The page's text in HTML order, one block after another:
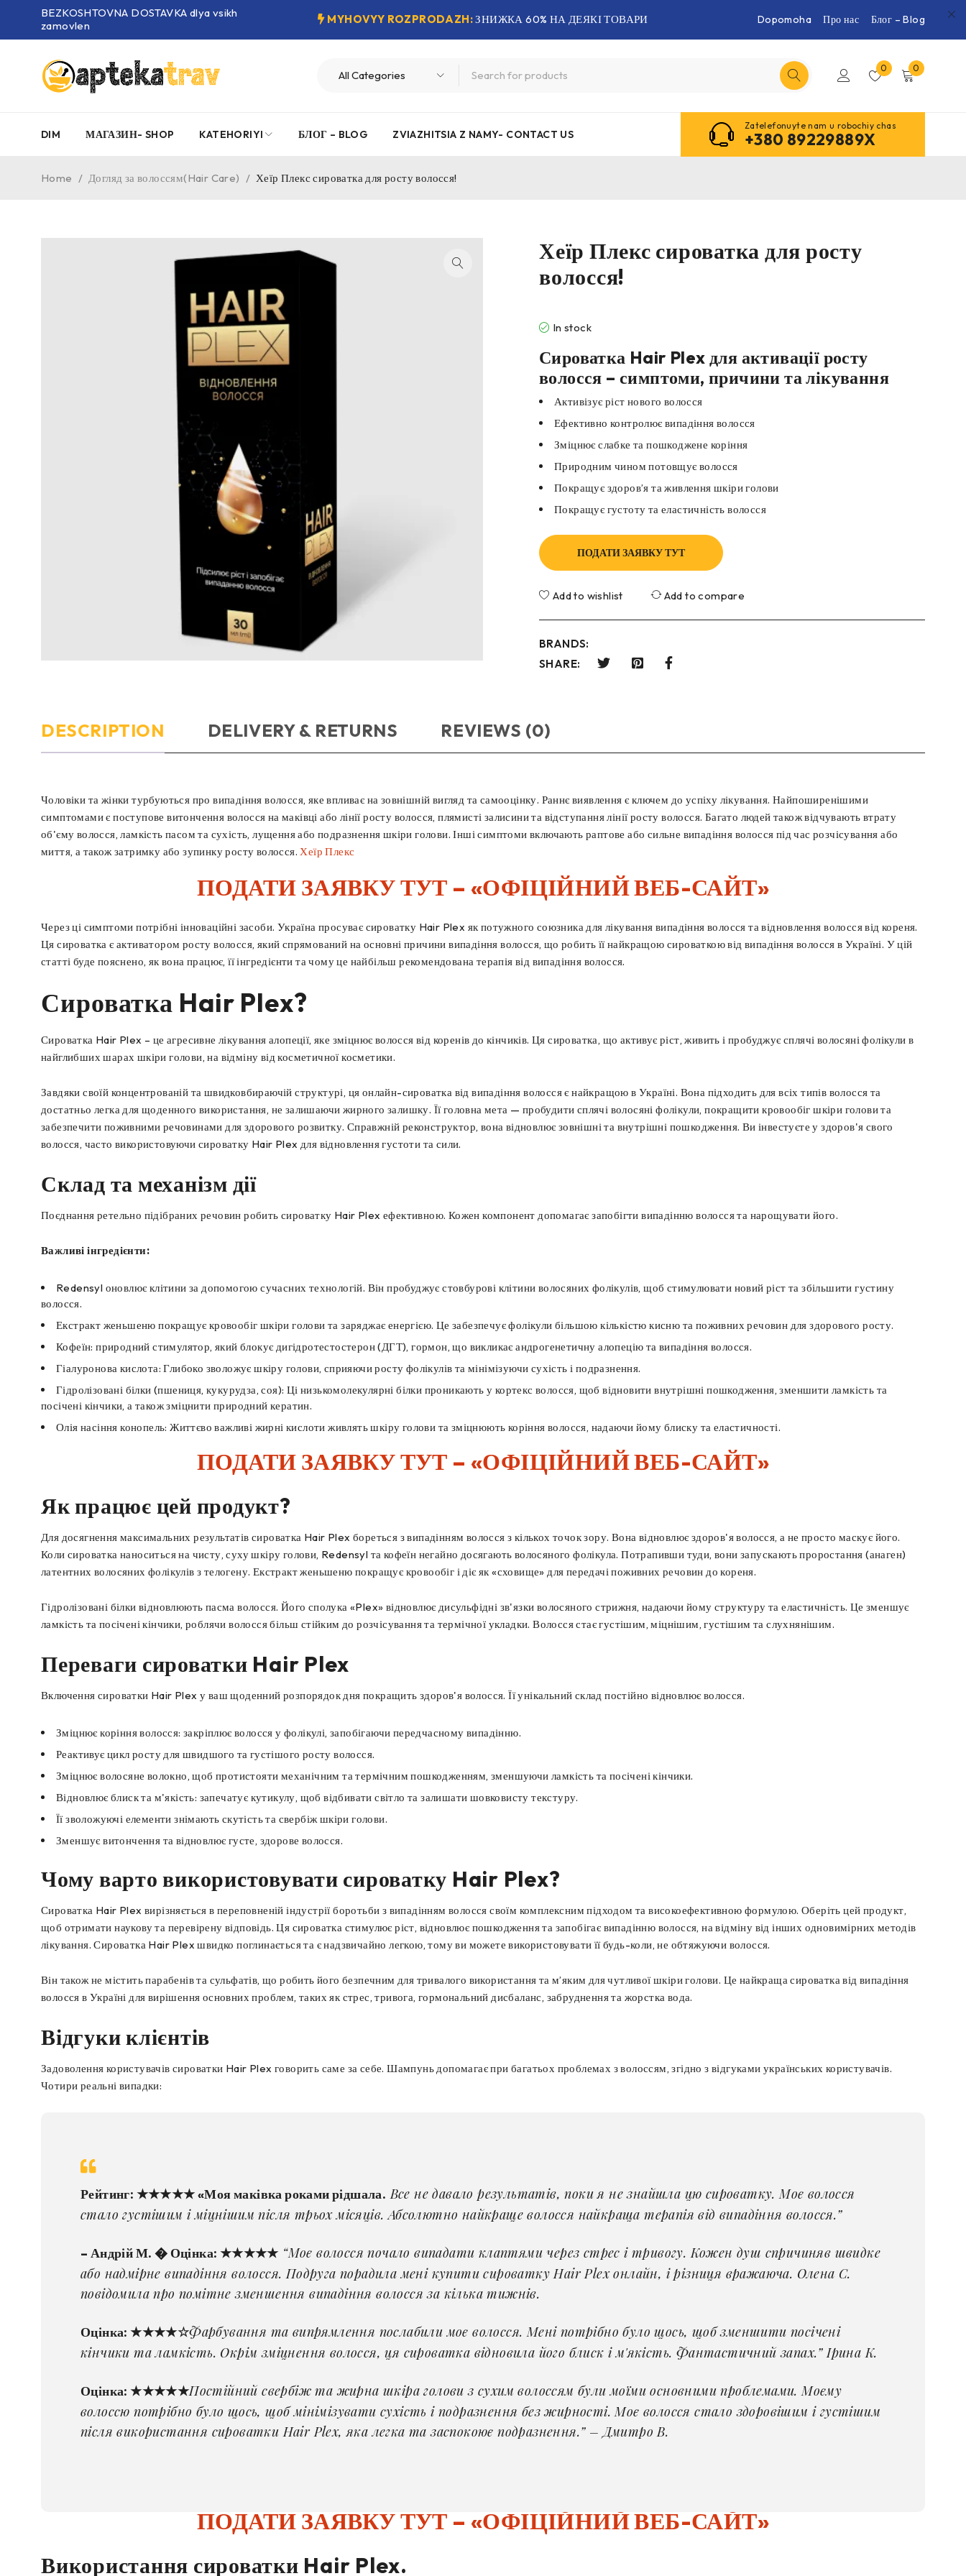
BEZKOSHTOVNA DOSTAVKA dlya vsikh
zamovlen
MYHOVYY ROZPRODAZH:ЗНИЖКА 60% НА ДЕЯКІ ТОВАРИ Dopomoha Про нас Блог – Blog
0 0
DIM МАГАЗИН- SHOP KATEHORIYI БЛОГ – BLOG ZVIAZHITSIA Z NAMY- CONTACT US
Zatelefonuyte nam u robochiy chas
+380 89229889X
Home / Догляд за волоссям(Hair Care) / Хеїр Плекс сироватка для росту волосся!
Хеїр Плекс сироватка для росту
волосся!
In stock
Сироватка Hair Plex для активації росту
волосся – симптоми, причини та лікування
Активізує ріст нового волосся
Ефективно контролює випадіння волосся
Зміцнює слабке та пошкоджене коріння
Природним чином потовщує волосся
Покращує здоров’я та живлення шкіри голови
Покращує густоту та еластичність волосся
ПОДАТИ ЗАЯВКУ ТУТ
Add to wishlist Add to compare
BRANDS:
SHARE:
DESCRIPTION DELIVERY & RETURNS REVIEWS (0)
Чоловіки та жінки турбуються про випадіння волосся, яке впливає на зовнішній вигляд та самооцінку. Раннє виявлення є ключем до успіху лікування. Найпоширенішими
симптомами є поступове витончення волосся на маківці або лінії росту волосся, плямисті залисини та відступання лінії росту волосся. Багато людей також відчувають втрату
об'єму волосся, ламкість пасом та сухість, лущення або подразнення шкіри голови. Інші симптоми включають раптове або сильне випадіння волосся під час розчісування або
миття, а також затримку або зупинку росту волосся.Хеїр Плекс
ПОДАТИ ЗАЯВКУ ТУТ – «ОФІЦІЙНИЙ ВЕБ-САЙТ»
Через ці симптоми потрібні інноваційні засоби. Україна просуває сироватку Hair Plex як потужного союзника для лікування випадіння волосся та відновлення волосся від кореня.
Ця сироватка є активатором росту волосся, який спрямований на основні причини випадіння волосся, що робить її найкращою сироваткою від випадіння волосся в Україні. У цій
статті буде пояснено, як вона працює, її інгредієнти та чому це найбільш рекомендована терапія від випадіння волосся.
Сироватка Hair Plex?
Сироватка Hair Plex – це агресивне лікування алопеції, яке зміцнює волосся від коренів до кінчиків. Ця сироватка, що активує ріст, живить і пробуджує сплячі волосяні фолікули в
найглибших шарах шкіри голови, на відміну від косметичної косметики.
Завдяки своїй концентрованій та швидковбираючій структурі, ця онлайн-сироватка від випадіння волосся є найкращою в Україні. Вона підходить для всіх типів волосся та
достатньо легка для щоденного використання, не залишаючи жирного залишку. Її головна мета — пробудити сплячі волосяні фолікули, покращити кровообіг шкіри голови та
забезпечити поживними речовинами для здорового розвитку. Справжній реконструктор, вона відновлює зовнішні та внутрішні пошкодження. Ви інвестуєте у здоров'я свого
волосся, часто використовуючи сироватку Hair Plex для відновлення густоти та сили.
Склад та механізм дії
Поєднання ретельно підібраних речовин робить сироватку Hair Plex ефективною. Кожен компонент допомагає запобігти випадінню волосся та нарощувати його.
Важливі інгредієнти:
Redensyl оновлює клітини за допомогою сучасних технологій. Він пробуджує стовбурові клітини волосяних фолікулів, щоб стимулювати новий ріст та збільшити густину
волосся.
Екстракт женьшеню покращує кровообіг шкіри голови та заряджає енергією. Це забезпечує фолікули більшою кількістю кисню та поживних речовин для здорового росту.
Кофеїн: природний стимулятор, який блокує дигідротестостерон (ДГТ), гормон, що викликає андрогенетичну алопецію та випадіння волосся.
Гіалуронова кислота: Глибоко зволожує шкіру голови, сприяючи росту фолікулів та мінімізуючи сухість і подразнення.
Гідролізовані білки (пшениця, кукурудза, соя): Ці низькомолекулярні білки проникають у кортекс волосся, щоб відновити внутрішні пошкодження, зменшити ламкість та
посічені кінчики, а також зміцнити природний кератин.
Олія насіння конопель: Життєво важливі жирні кислоти живлять шкіру голови та зміцнюють коріння волосся, надаючи йому блиску та еластичності.
ПОДАТИ ЗАЯВКУ ТУТ – «ОФІЦІЙНИЙ ВЕБ-САЙТ»
Як працює цей продукт?
Для досягнення максимальних результатів сироватка Hair Plex бореться з випадінням волосся з кількох точок зору. Вона відновлює здоров'я волосся, а не просто маскує його.
Коли сироватка наноситься на чисту, суху шкіру голови, Redensyl та кофеїн негайно досягають волосяного фолікула. ​​Потрапивши туди, вони запускають проростання (анаген)
латентних волосяних фолікулів з телогену. Екстракт женьшеню покращує кровообіг і діє як «сховище» для передачі поживних речовин до кореня.
Гідролізовані білки відновлюють пасма волосся. Його сполука «Plex» відновлює дисульфідні зв'язки волосяного стрижня, надаючи йому структуру та еластичність. Це зменшує
ламкість та посічені кінчики, роблячи волосся більш стійким до розчісування та термічної укладки. Волосся стає густішим, міцнішим, густішим та слухнянішим.
Переваги сироватки Hair Plex
Включення сироватки Hair Plex у ваш щоденний розпорядок дня покращить здоров'я волосся. Її унікальний склад постійно відновлює волосся.
Зміцнює коріння волосся: закріплює волосся у фолікулі, запобігаючи передчасному випадінню.
Реактивує цикл росту для швидшого та густішого росту волосся.
Зміцнює волосяне волокно, щоб протистояти механічним та термічним пошкодженням, зменшуючи ламкість та посічені кінчики.
Відновлює блиск та м'якість: запечатує кутикулу, щоб відбивати світло та залишати шовковисту текстуру.
Її зволожуючі елементи знімають скутість та свербіж шкіри голови.
Зменшує витончення та відновлює густе, здорове волосся.
Чому варто використовувати сироватку Hair Plex?
Сироватка Hair Plex вирізняється в переповненій індустрії боротьби з випадінням волосся своїм комплексним підходом та високоефективною формулою. Оберіть цей продукт,
щоб отримати наукову та перевірену відповідь. Ця сироватка стимулює ріст, відновлює пошкодження та запобігає випадінню волосся, на відміну від інших одновимірних методів
лікування. Сироватка Hair Plex швидко поглинається та є надзвичайно легкою, тому ви можете використовувати її будь-коли, не обтяжуючи волосся.
Він також не містить парабенів та сульфатів, що робить його безпечним для тривалого використання та м’яким для чутливої ​​шкіри голови. Це найкраща сироватка від випадіння
волосся в Україні для вирішення основних проблем, таких як стрес, тривога, гормональний дисбаланс, забруднення та жорстка вода.
Відгуки клієнтів
Задоволення користувачів сироватки Hair Plex говорить саме за себе. Шампунь допомагає при багатьох проблемах з волоссям, згідно з відгуками українських користувачів.
Чотири реальні випадки:
Рейтинг: ★★★★★ «Моя маківка роками рідшала. Все не давало результатів, поки я не знайшла цю сироватку. Моє волосся
стало густішим і міцнішим після трьох місяців. Абсолютно найкраще волосся найкраща терапія від випадіння волосся.”
– Андрій М. � Оцінка: ★★★★★ “Моє волосся почало випадати клаптями через стрес і тривогу. Кожен душ спричиняв швидке
або надмірне випадіння волосся. Подруга порадила мені купити сироватку Hair Plex онлайн, і різниця вражаюча. Олена С.
повідомила про помітне зменшення випадіння волосся за кілька тижнів.
Оцінка: ★★★★☆Фарбування та випрямлення послабили моє волосся. Мені потрібно було щось, щоб зменшити посічені
кінчики та ламкість. Окрім зміцнення волосся, ця сироватка відновила його блиск і м'якість. Фантастичний запах.” Ірина К.
Оцінка: ★★★★★Постійний свербіж та жирна шкіра голови з сухим волоссям були моїми основними проблемами. Моєму
волоссю потрібно було щось, щоб мінімізувати сухість і подразнення без жирності. Моє волосся стало здоровішим і густішим
після використання сироватки Hair Plex, яка легка та заспокоює подразнення.” – Дмитро В.
ПОДАТИ ЗАЯВКУ ТУТ – «ОФІЦІЙНИЙ ВЕБ-САЙТ»
Використання сироватки Hair Plex.